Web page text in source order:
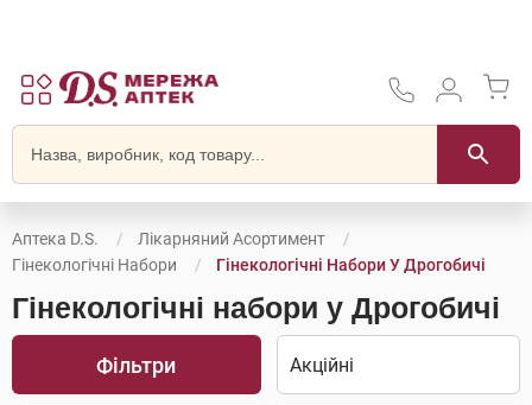
Аптека D.S.
Лікарняний Асортимент
Гінекологічні Набори
Гінекологічні Набори У Дрогобичі
Гінекологічні набори у Дрогобичі
Фільтри